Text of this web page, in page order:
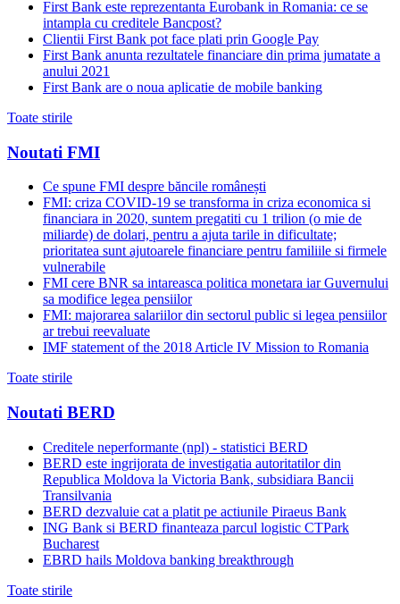
First Bank este reprezentanta Eurobank in Romania: ce se
intampla cu creditele Bancpost?
Clientii First Bank pot face plati prin Google Pay
First Bank anunta rezultatele financiare din prima jumatate a
anului 2021
First Bank are o noua aplicatie de mobile banking
Toate stirile
Noutati FMI
Ce spune FMI despre băncile românești
FMI: criza COVID-19 se transforma in criza economica si
financiara in 2020, suntem pregatiti cu 1 trilion (o mie de
miliarde) de dolari, pentru a ajuta tarile in dificultate;
prioritatea sunt ajutoarele financiare pentru familiile si firmele
vulnerabile
FMI cere BNR sa intareasca politica monetara iar Guvernului
sa modifice legea pensiilor
FMI: majorarea salariilor din sectorul public si legea pensiilor
ar trebui reevaluate
IMF statement of the 2018 Article IV Mission to Romania
Toate stirile
Noutati BERD
Creditele neperformante (npl) - statistici BERD
BERD este ingrijorata de investigatia autoritatilor din
Republica Moldova la Victoria Bank, subsidiara Bancii
Transilvania
BERD dezvaluie cat a platit pe actiunile Piraeus Bank
ING Bank si BERD finanteaza parcul logistic CTPark
Bucharest
EBRD hails Moldova banking breakthrough
Toate stirile